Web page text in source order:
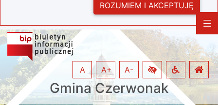
ROZUMIEM I AKCEPTUJĘ
Gmina Czerwonak
A A+ A-